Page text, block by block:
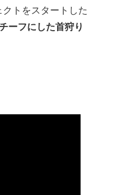
トをスタートした
ーフにした首狩り